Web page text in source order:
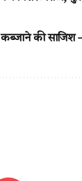
की साजिश